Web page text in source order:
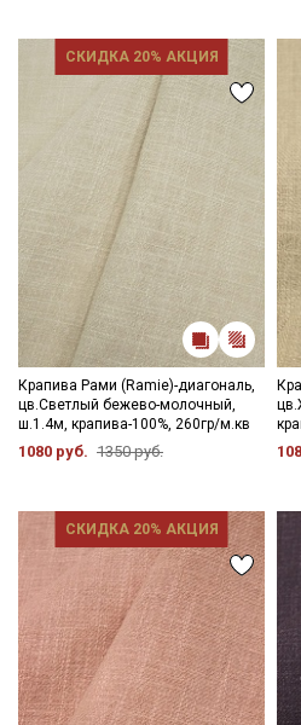
СКИДКА 20% АКЦИЯ
Крапива Рами (Ramie)-диагональ,
цв.Светлый бежево-молочный,
ш.1.4м, крапива-100%, 260гр/м.кв
1080 руб. 1350 руб.
СКИДКА 20% АКЦИЯ
Секретная рассылка от
Мы публикуем здесь
промокоды и скидки
категории
Электронная почта
Ознакомлен(а) сПолитикой
данныхи даюСогласие на
данных
ДаюСогласие на получение